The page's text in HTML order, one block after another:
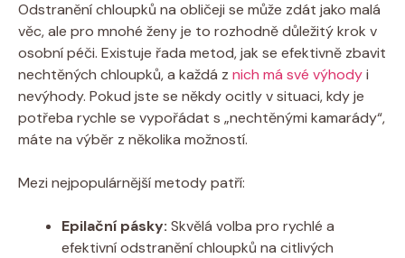
Odstranění chloupků na obličeji se může zdát jako malá
věc, ale pro mnohé ženy je to rozhodně důležitý krok v
osobní péči. Existuje řada metod, jak se efektivně zbavit
nechtěných chloupků, a každá z nich má své výhodyi
nevýhody. Pokud jste se někdy ocitly v situaci, kdy je
potřeba rychle se vypořádat s „nechtěnými kamarády“,
máte na výběr z několika možností.
Mezi nejpopulárnější metody patří:
Epilační pásky: Skvělá volba pro rychlé a
efektivní odstranění chloupků na citlivých